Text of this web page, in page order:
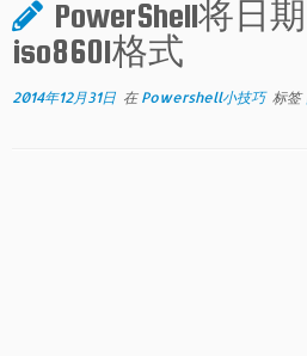
PowerShell将日
iso8601格式
2014年12月31日 在 Powershell小技巧 标签